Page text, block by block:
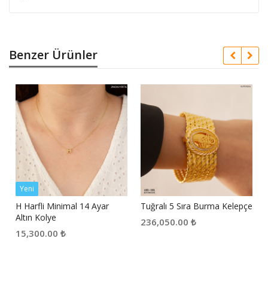
Benzer Ürünler
Yeni
H Harfli Minimal 14 Ayar
Altın Kolye
15,300.00 ₺
Tuğralı 5 Sıra Burma Kelepçe
236,050.00 ₺